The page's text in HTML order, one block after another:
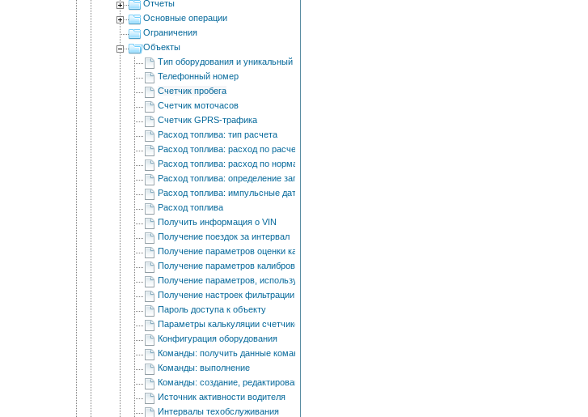
Отчеты
Основные операции
Ограничения
Объекты
Тип оборудования и уникальный ID
Телефонный номер
Счетчик пробега
Счетчик моточасов
Счетчик GPRS-трафика
Расход топлива: тип расчета
Расход топлива: расход по расчету
Расход топлива: расход по нормам
Расход топлива: определение заправок/сливов топлива
Расход топлива: импульсные датчики расхода топлива
Расход топлива
Получить информация о VIN
Получение поездок за интервал
Получение параметров оценки качества вождения
Получение параметров калибровки акселерометра
Получение параметров, используемых в отчетах
Получение настроек фильтрации информации о положении объекта в сообщениях
Пароль доступа к объекту
Параметры калькуляции счетчиков
Конфигурация оборудования
Команды: получить данные команд
Команды: выполнение
Команды: cоздание, редактирование и удаление
Источник активности водителя
Интервалы техобслуживания